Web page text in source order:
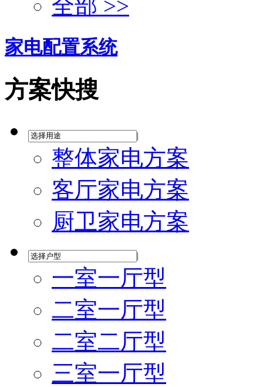
全部 >>
家电配置系统
方案快搜
|
整体家电方案
客厅家电方案
厨卫家电方案
|
一室一厅型
二室一厅型
二室二厅型
三室一厅型